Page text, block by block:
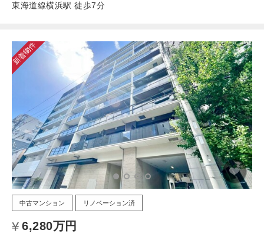
東海道線横浜駅 徒歩7分
新着物件
中古マンション リノベーション済
6,280万円